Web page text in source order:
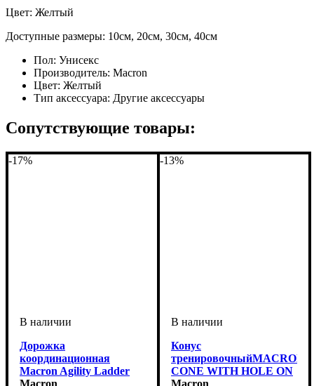
Цвет: Желтый
Доступные размеры: 10см, 20см, 30см, 40см
Пол: Унисекс
Производитель: Macron
Цвет: Желтый
Тип аксессуара: Другие аксессуары
Сопутствующие товары:
-17%
Дорожка
координационная
Macron Agility Ladder
-13%
Конус
тренировочныйMACRON
CONE WITH HOLE ON